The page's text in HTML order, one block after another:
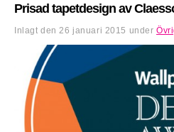
Prisad tapetdesign av
Inlagt den 26 januari 2015 under